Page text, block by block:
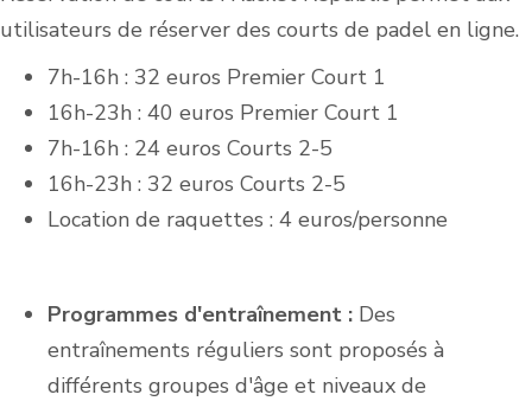
utilisateurs de réserver des courts de padel en ligne.
7h-16h : 32 euros Premier Court 1
16h-23h : 40 euros Premier Court 1
7h-16h : 24 euros Courts 2-5
16h-23h : 32 euros Courts 2-5
Location de raquettes : 4 euros/personne
Programmes d'entraînement : Des
entraînements réguliers sont proposés à
différents groupes d'âge et niveaux de